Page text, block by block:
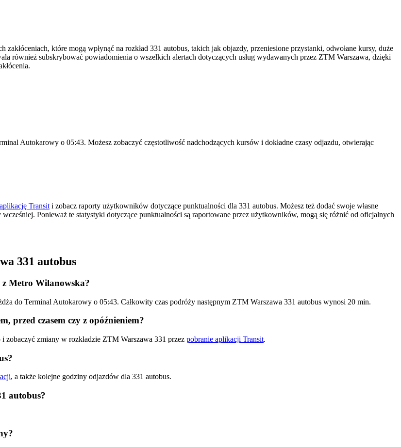
które mogą wpłynąć na rozkład 331 autobus, takich jak objazdy, przeniesione przystanki, odwołane kursy, duże
również subskrybować powiadomienia o wszelkich alertach dotyczących usług wydawanych przez ZTM Warszawa, dzięki
Autokarowy o 05:43. Możesz zobaczyć częstotliwość nadchodzących kursów i dokładne czasy odjazdu, otwierając
aplikację Transit i zobacz raporty użytkowników dotyczące punktualności dla 331 autobus. Możesz też dodać swoje własne
Ponieważ te statystyki dotyczące punktualności są raportowane przez użytkowników, mogą się różnić od oficjalnych
331 autobus
Metro Wilanowska?
do Terminal Autokarowy o 05:43. Całkowity czas podróży następnym ZTM Warszawa 331 autobus wynosi 20 min.
przed czasem czy z opóźnieniem?
zobaczyć zmiany w rozkładzie ZTM Warszawa 331 przez pobranie aplikacji Transit.
, a także kolejne godziny odjazdów dla 331 autobus.
autobus?